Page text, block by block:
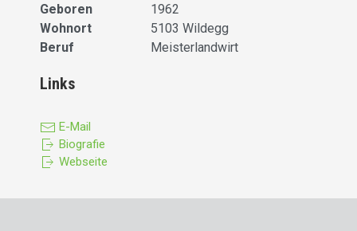
Geboren
1962
Wohnort
5103 Wildegg
Beruf
Meisterlandwirt
Links
E-Mail
Biografie
Webseite